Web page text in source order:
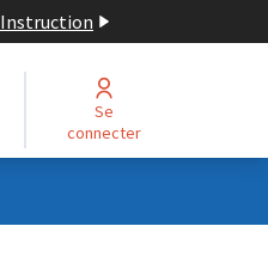
Instruction
Se
connecter